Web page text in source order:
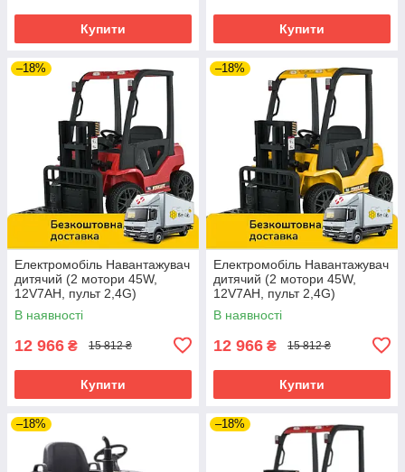
Купити Купити
–18%
Електромобіль Навантажувач
дитячий (2 мотори 45W,
12V7AH, пульт 2,4G)
Спецтехніка Bambi M
6063EBLR-3 Червоний
В наявності
12 966 ₴ 15 812 ₴
Купити
–18%
Електромобіль Навантажувач
дитячий (2 мотори 45W,
12V7AH, пульт 2,4G)
Спецтехніка Bambi M
6063EBLR-6 Жовтий
В наявності
12 966 ₴ 15 812 ₴
Купити
–18% –18%